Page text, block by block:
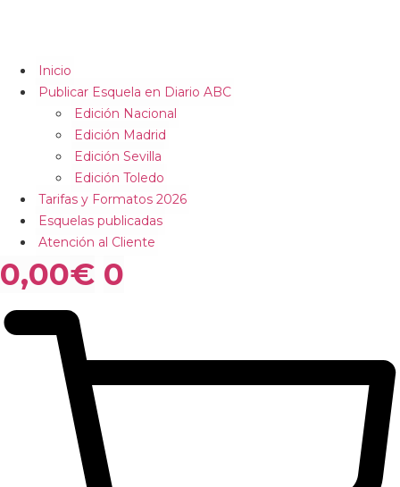
Inicio
Publicar Esquela en Diario ABC
Edición Nacional
Edición Madrid
Edición Sevilla
Edición Toledo
Tarifas y Formatos 2026
Esquelas publicadas
Atención al Cliente
0,00€ 0